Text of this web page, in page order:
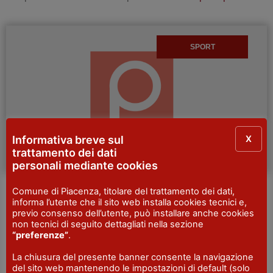
SPORT
Scuderia maneggio Fata Morgana
Fata Morgana A.S.D. dispone di un maneggio coperto di
nuova costruzione 30×60 e 3 campi all’aperto; offre lezioni
singole o in gruppo, monta western, monta inglese…
di più
Informativa breve sul
trattamento dei dati
personali mediante cookies
Comune di Piacenza, titolare del trattamento dei dati,
informa l’utente che il sito web installa cookies tecnici e,
previo consenso dell’utente, può installare anche cookies
non tecnici di seguito dettagliati nella sezione
“preferenze”.
La chiusura del presente banner consente la navigazione
del sito web mantenendo le impostazioni di default (solo
X